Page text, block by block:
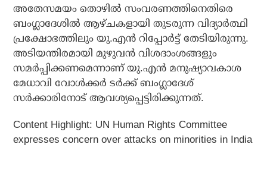
അതേസമയം തൊഴില്‍ സംവരണത്തിനെതിരെ
ബംഗ്ലാദേശില്‍ ആഴ്ചകളായി തുടരുന്ന വിദ്യാര്‍ത്ഥി
പ്രക്ഷോഭത്തിലും യു.എന്‍ റിപ്പോര്‍ട്ട് തേടിയിരുന്നു.
അടിയന്തിരമായി മുഴുവന്‍ വിശദാംശങ്ങളും
സമര്‍പ്പിക്കണമെന്നാണ് യു.എന്‍ മനുഷ്യാവകാശ
മേധാവി വോള്‍ക്കര്‍ ടര്‍ക്ക് ബംഗ്ലാദേശ്
സര്‍ക്കാരിനോട് ആവശ്യപ്പെട്ടിരിക്കുന്നത്.
Content Highlight: UN Human Rights Committee
expresses concern over attacks on minorities in India